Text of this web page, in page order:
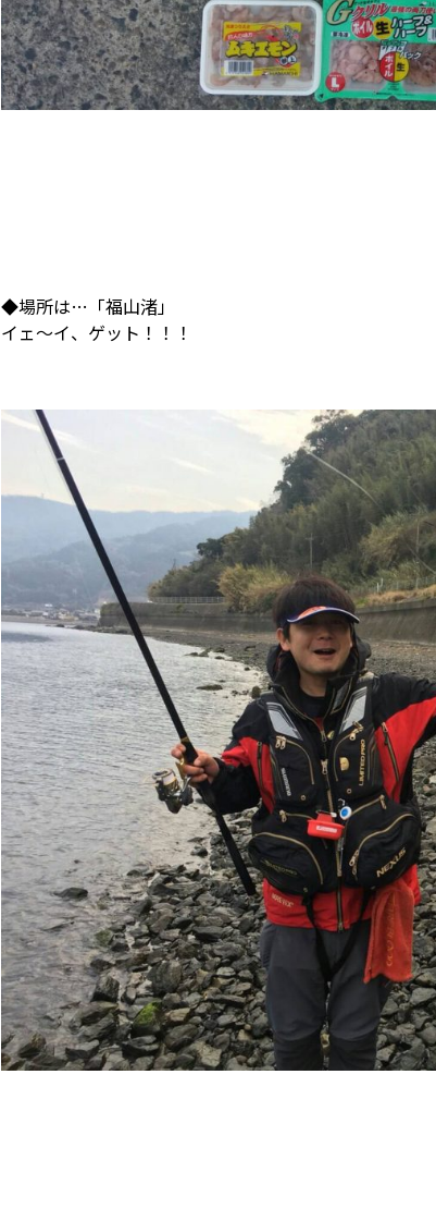
◆場所は…「福山渚」
イェ〜イ、ゲット！！！